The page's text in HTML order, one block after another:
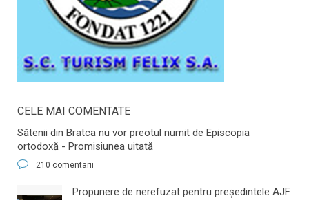
CELE MAI COMENTATE
Sătenii din Bratca nu vor preotul numit de Episcopia
ortodoxă - Promisiunea uitată
210 comentarii
​Propunere de nerefuzat pentru preşedintele AJF